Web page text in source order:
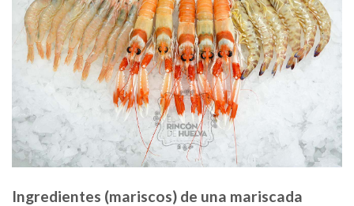
Ingredientes (mariscos) de una mariscada